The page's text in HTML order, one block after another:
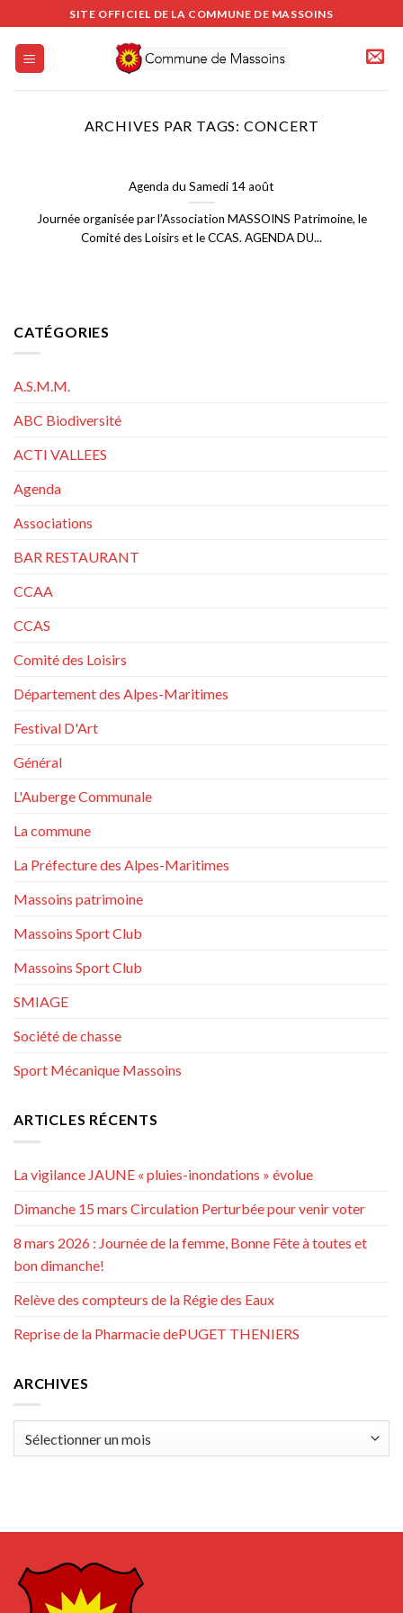
au
contenu
SITE OFFICIEL DE LA COMMUNE DE MASSOINS
ARCHIVES PAR TAGS: CONCERT
Agenda du Samedi 14 août
Journée organisée par l’Association MASSOINS Patrimoine, le
Comité des Loisirs et le CCAS. AGENDA DU...
CATÉGORIES
A.S.M.M.
ABC Biodiversité
ACTI VALLEES
Agenda
Associations
BAR RESTAURANT
CCAA
CCAS
Comité des Loisirs
Département des Alpes-Maritimes
Festival D'Art
Général
L'Auberge Communale
La commune
La Préfecture des Alpes-Maritimes
Massoins patrimoine
Massoins Sport Club
Massoins Sport Club
SMIAGE
Société de chasse
Sport Mécanique Massoins
ARTICLES RÉCENTS
La vigilance JAUNE « pluies-inondations » évolue
Dimanche 15 mars Circulation Perturbée pour venir voter
8 mars 2026 : Journée de la femme, Bonne Fête à toutes et
bon dimanche!
Relève des compteurs de la Régie des Eaux
Reprise de la Pharmacie dePUGET THENIERS
ARCHIVES